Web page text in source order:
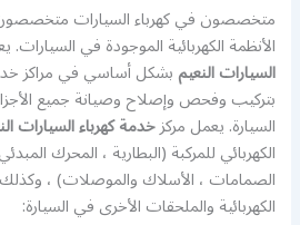
متخصصون في كهرباء السيارات
الأنظمة الكهربائية الموجودة في
السيارات النعيمبشكل أساسي في مراكز
بتركيب وفحص وإصلاح وصيانة جميع
السيارة. يعمل مركزخدمة كهرباء السيارات
الكهربائي للمركبة (البطارية ، المحرك
الصمامات ، الأسلاك والموصلات) ،
الكهربائية والملحقات الأخرى في السيارة: